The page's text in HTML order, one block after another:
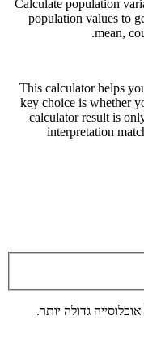
Calculate population
population values to
mean,
This calculator helps
key choice is whether
calculator result is
interpretation
גדולה יותר.